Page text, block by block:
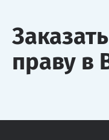
праву в